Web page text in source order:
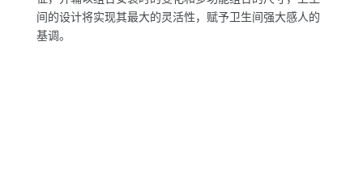
间的设计将实现其最大的灵活性，赋予卫生间强大感人的
基调。